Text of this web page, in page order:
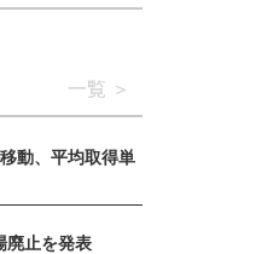
一覧
動、平均取得単
廃止を発表